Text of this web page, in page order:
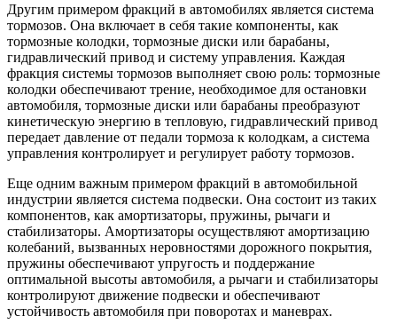
Другим примером фракций в автомобилях является система
тормозов. Она включает в себя такие компоненты, как
тормозные колодки, тормозные диски или барабаны,
гидравлический привод и систему управления. Каждая
фракция системы тормозов выполняет свою роль: тормозные
колодки обеспечивают трение, необходимое для остановки
автомобиля, тормозные диски или барабаны преобразуют
кинетическую энергию в тепловую, гидравлический привод
передает давление от педали тормоза к колодкам, а система
управления контролирует и регулирует работу тормозов.
Еще одним важным примером фракций в автомобильной
индустрии является система подвески. Она состоит из таких
компонентов, как амортизаторы, пружины, рычаги и
стабилизаторы. Амортизаторы осуществляют амортизацию
колебаний, вызванных неровностями дорожного покрытия,
пружины обеспечивают упругость и поддержание
оптимальной высоты автомобиля, а рычаги и стабилизаторы
контролируют движение подвески и обеспечивают
устойчивость автомобиля при поворотах и маневрах.